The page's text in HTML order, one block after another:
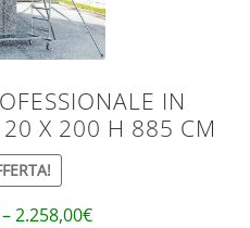
IN
X 200 H 885 CM
–2.258,00€